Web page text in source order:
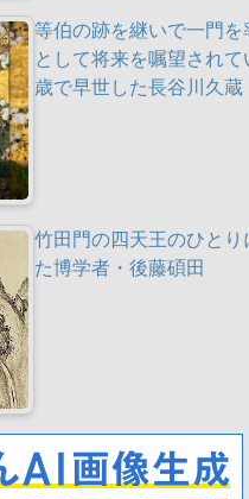
等伯の跡を継いで一門を
として将来を嘱望されて
歳で早世した長谷川久蔵
竹田門の四天王のひとり
た博学者・後藤碩田